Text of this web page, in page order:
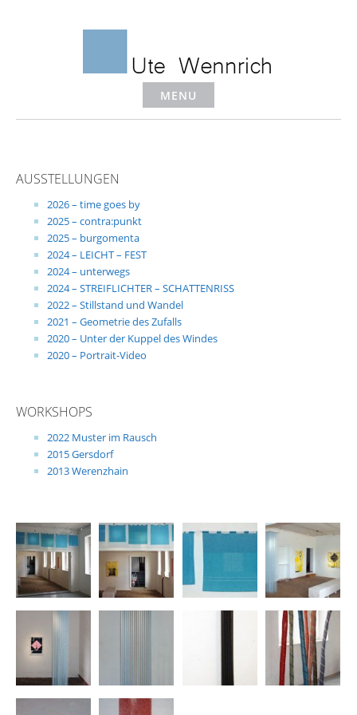
MENU
AUSSTELLUNGEN
2026 – time goes by
2025 – contra:punkt
2025 – burgomenta
2024 – LEICHT – FEST
2024 – unterwegs
2024 – STREIFLICHTER – SCHATTENRISS
2022 – Stillstand und Wandel
2021 – Geometrie des Zufalls
2020 – Unter der Kuppel des Windes
2020 – Portrait-Video
WORKSHOPS
2022 Muster im Rausch
2015 Gersdorf
2013 Werenzhain